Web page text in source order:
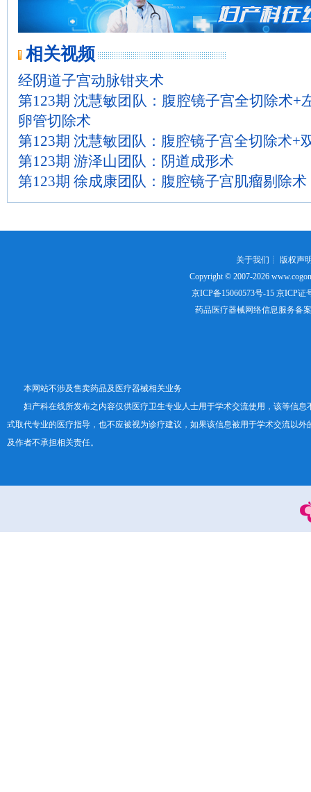
相关视频
经阴道子宫动脉钳夹术
第123期 沈慧敏团队：腹腔镜子宫全切除术+
卵管切除术
第123期 沈慧敏团队：腹腔镜子宫全切除术+
第123期 游泽山团队：阴道成形术
第123期 徐成康团队：腹腔镜子宫肌瘤剔除术
关于我们 ┊ 版权声
Copyright © 2007-2026
京ICP备15060573号-15京ICP证
药品医疗器械网络信息服务备
本网站不涉及售卖药品及医疗器械相关业务
妇产科在线所发布之内容仅供医疗卫生专业人士用于学术交流使用，该等信息
式取代专业的医疗指导，也不应被视为诊疗建议，如果该信息被用于学术交流以外
及作者不承担相关责任。